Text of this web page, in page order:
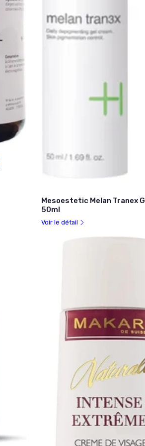
Mesoestetic Melan Tranex
50ml
Voir le détail